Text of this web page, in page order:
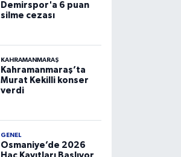
Demirspor'a 6 puan
silme cezası
KAHRAMANMARAŞ
Kahramanmaraş’ta
Murat Kekilli konser
verdi
GENEL
Osmaniye’de 2026